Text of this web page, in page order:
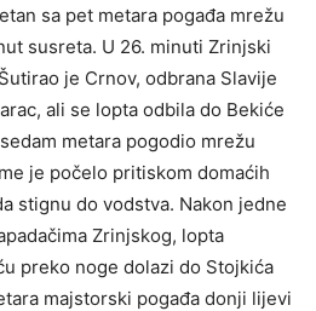
sa pet metara pogađa mrežu
susreta. U 26. minuti Zrinjski
je Crnov, odbrana Slavije
ali se lopta odbila do Bekiće
metara pogodio mrežu
je počelo pritiskom domaćih
stignu do vodstva. Nakon jedne
Zrinjskog, lopta
preko noge dolazi do Stojkića
majstorski pogađa donji lijevi